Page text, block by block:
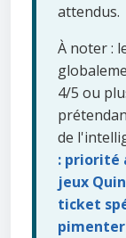
attendus.
À noter :
4/5 ou
de
: priorité
jeux
ticket
pimenter